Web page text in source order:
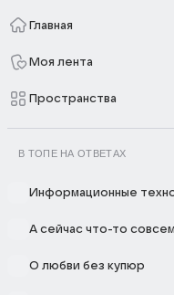
Главная
Моя лента
Пространства
В ТОПЕ НА ОТВЕТАХ
Информационные
А сейчас что-то
О любви без купюр